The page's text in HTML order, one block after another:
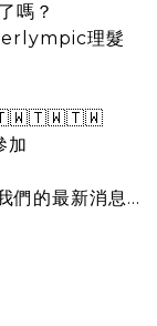
嗎？
理髮
加
們的最新消息…